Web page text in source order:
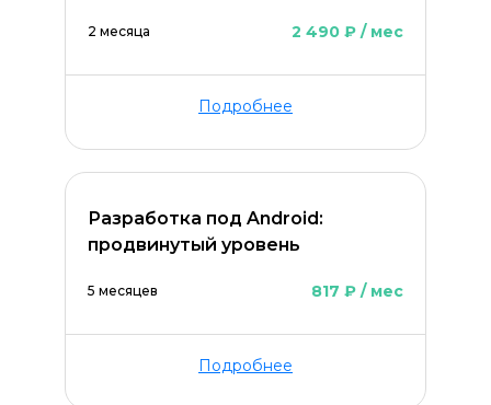
2 месяца 2 490 ₽ / мес
Подробнее
Разработка под Android:
продвинутый уровень
5 месяцев 817 ₽ / мес
Подробнее